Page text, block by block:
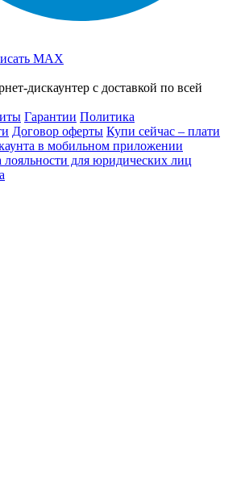
MAX
дискаунтер с доставкой по всей
Гарантии Политика
Договор оферты Купи сейчас – плати
в мобильном приложении
лояльности для юридических лиц